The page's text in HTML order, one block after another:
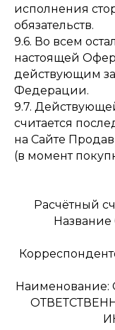
исполнения
обязательств.
9.6. Во всем
настоящей
действующим
Федерации.
9.7.
считается
на Сайте
(в момент
Расчётный
Название